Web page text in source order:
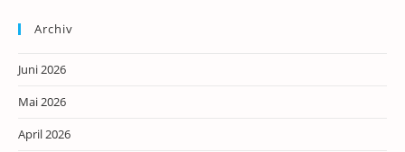
Archiv
Juni 2026
Mai 2026
April 2026